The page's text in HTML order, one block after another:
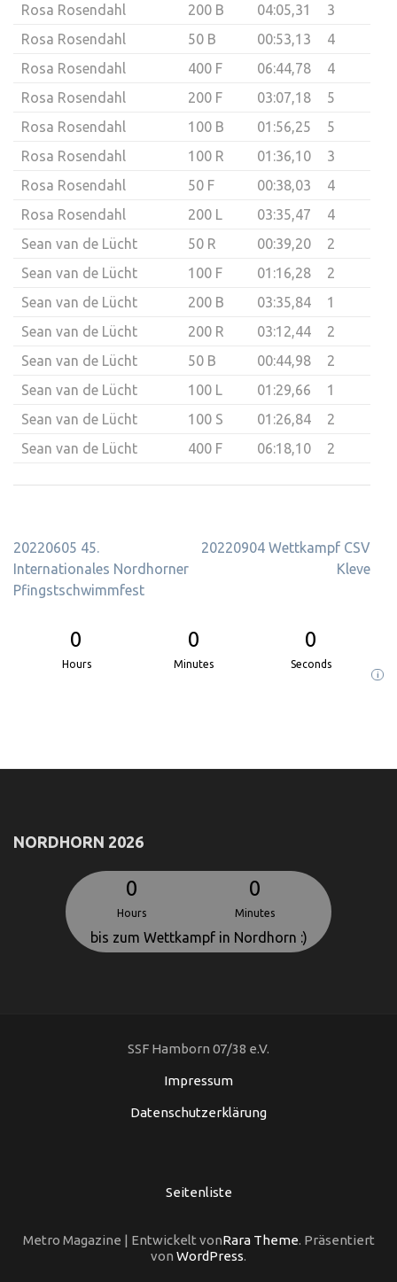
Rosa Rosendahl
200 B 04:05,31
3
Rosa Rosendahl
50 B 00:53,13
4
Rosa Rosendahl
400 F 06:44,78
4
Rosa Rosendahl
200 F 03:07,18
5
Rosa Rosendahl
100 B 01:56,25
5
Rosa Rosendahl
100 R 01:36,10
3
Rosa Rosendahl
50 F 00:38,03
4
Rosa Rosendahl
200 L 03:35,47
4
Sean van de Lücht
50 R 00:39,20
2
Sean van de Lücht
100 F 01:16,28
2
Sean van de Lücht
200 B 03:35,84
1
Sean van de Lücht
200 R 03:12,44
2
Sean van de Lücht
50 B 00:44,98
2
Sean van de Lücht
100 L 01:29,66
1
Sean van de Lücht
100 S 01:26,84
2
Sean van de Lücht
400 F 06:18,10 2
Beitragsnavigation
20220605 45.
Internationales Nordhorner
Pfingstschwimmfest
20220904 Wettkampf CSV
Kleve
0
Hours
0
Minutes
0
Seconds
i
NORDHORN 2026
0
Hours
0
Minutes
bis zum Wettkampf in Nordhorn :)
SSF Hamborn 07/38 e.V.
Impressum
Datenschutzerklärung
Seitenliste
Metro Magazine | Entwickelt vonRara Theme. Präsentiert
von WordPress.